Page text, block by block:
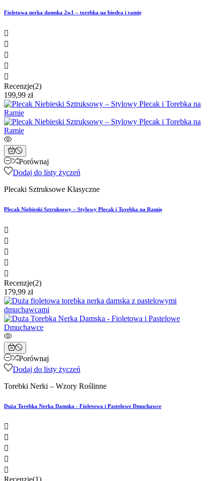
Fioletowa nerka damska 2w1 – torebka na biodra i ramię





Recenzje(2)
199,99 zł
Porównaj
Dodaj do listy życzeń
Plecaki Sztruksowe Klasyczne
Plecak Niebieski Sztruksowy – Stylowy Plecak i Torebka na Ramię





Recenzje(2)
179,99 zł
Porównaj
Dodaj do listy życzeń
Torebki Nerki – Wzory Roślinne
Duża Torebka Nerka Damska - Fioletowa i Pastelowe Dmuchawce




